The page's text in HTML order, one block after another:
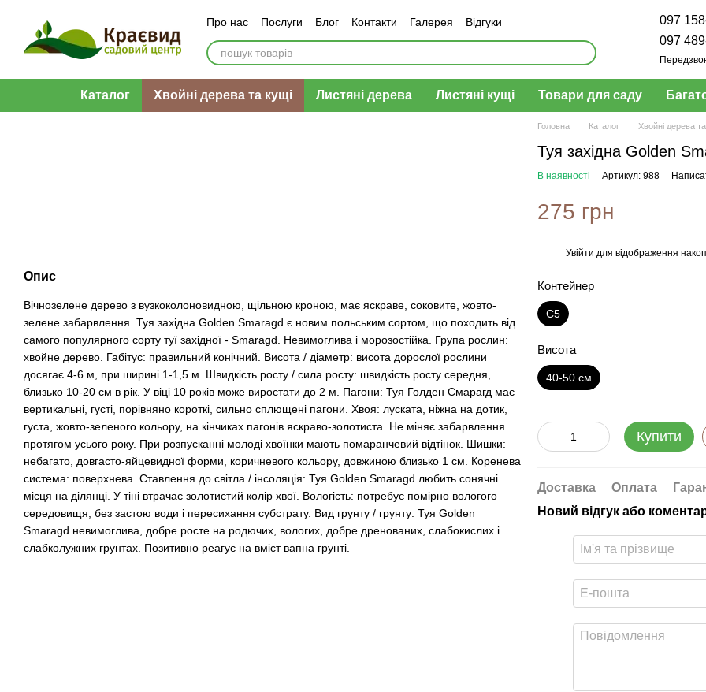
Про нас Послуги Блог Контакти Галерея
Відгуки
Оплата і доставка
Обмін та повернення
097
097
Каталог Хвойні дерева та кущі Листяні дерева Листяні кущі Товари для саду
Опис
Вічнозелене дерево з вузкоколоновидною, щільною кроною, має яскраве, соковите, жовто-
зелене забарвлення. Туя західна Golden Smaragd є новим польським сортом, що походить від
самого популярного сорту туї західної - Smaragd. Невимоглива і морозостійка. Група рослин:
хвойне дерево. Габітус: правильний конічний. Висота / діаметр: висота дорослої рослини
досягає 4-6 м, при ширині 1-1,5 м. Швидкість росту / сила росту: швидкість росту середня,
близько 10-20 см в рік. У віці 10 років може виростати до 2 м. Пагони: Туя Голден Смарагд має
вертикальні, густі, порівняно короткі, сильно сплющені пагони. Хвоя: луската, ніжна на дотик,
густа, жовто-зеленого кольору, на кінчиках пагонів яскраво-золотиста. Не міняє забарвлення
протягом усього року. При розпусканні молоді хвоїнки мають помаранчевий відтінок. Шишки:
небагато, довгасто-яйцевидної форми, коричневого кольору, довжиною близько 1 см. Коренева
система: поверхнева. Ставлення до світла / інсоляція: Туя Golden Smaragd любить сонячні
місця на ділянці. У тіні втрачає золотистий колір хвої. Вологість: потребує помірно вологого
середовищя, без застою води і пересихання субстрату. Вид грунту / грунту: Туя Golden
Smaragd невимоглива, добре росте на родючих, вологих, добре дренованих, слабокислих і
слабколужних грунтах. Позитивно реагує на вміст вапна грунті.
Головна Каталог Хвойні дерева
Туя західна Golden
В наявності Артикул: 988
275 грн
Увійти для відображення
Контейнер
C5
Висота
40-50 см
Купити
Доставка Оплата
Новий відгук або